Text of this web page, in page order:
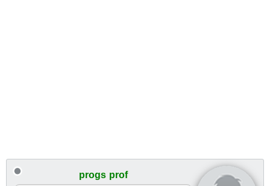
progs prof